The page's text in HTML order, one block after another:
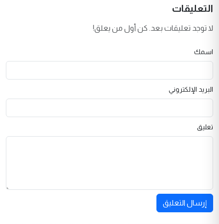
التعليقات
لا توجد تعليقات بعد. كن أول من يعلق!
اسمك
البريد الإلكتروني
تعليق
إرسال التعليق